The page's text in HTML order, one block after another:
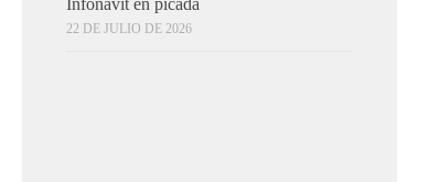
22 DE JULIO DE 2026